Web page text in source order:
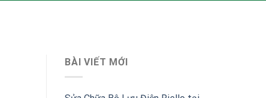
BÀI VIẾT MỚI